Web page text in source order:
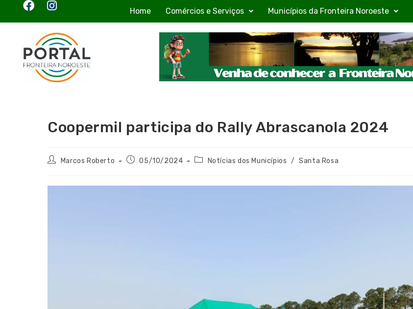
Home Comércios e Serviços Municípios da Fronteira Noroeste
Coopermil participa do Rally Abrascanola 2024
Marcos Roberto 05/10/2024 Notícias dos Municípios / Santa Rosa